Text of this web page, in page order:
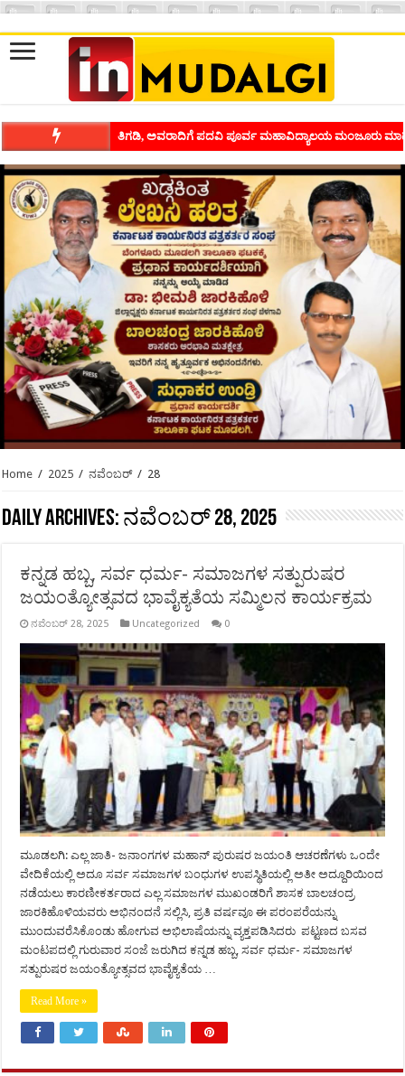
ತಿಗಡಿ, ಅವರಾದಿಗೆ ಪದವಿ ಪೂರ್ವ ಮಹಾವಿದ್ಯಾಲಯ ಮಂಜೂರು
Home / 2025 / ನವೆಂಬರ್ / 28
Daily Archives: ನವೆಂಬರ್ 28, 2025
ಕನ್ನಡ ಹಬ್ಬ, ಸರ್ವ ಧರ್ಮ- ಸಮಾಜಗಳ ಸತ್ಪುರುಷರ
ಜಯಂತ್ಯೋತ್ಸವದ ಭಾವೈಕ್ಯತೆಯ ಸಮ್ಮಿಲನ ಕಾರ್ಯಕ್ರಮ
ನವೆಂಬರ್ 28, 2025 Uncategorized 0
ಮೂಡಲಗಿ: ಎಲ್ಲ ಜಾತಿ- ಜನಾಂಗಗಳ ಮಹಾನ್ ಪುರುಷರ ಜಯಂತಿ ಆಚರಣೆಗಳು ಒಂದೇ
ವೇದಿಕೆಯಲ್ಲಿ ಅದೂ ಸರ್ವ ಸಮಾಜಗಳ ಬಂಧುಗಳ ಉಪಸ್ಥಿತಿಯಲ್ಲಿ ಅತೀ ಅದ್ದೂರಿಯಿಂದ
ನಡೆಯಲು ಕಾರಣೀಕರ್ತರಾದ ಎಲ್ಲ ಸಮಾಜಗಳ ಮುಖಂಡರಿಗೆ ಶಾಸಕ ಬಾಲಚಂದ್ರ
ಜಾರಕಿಹೊಳಿಯವರು ಅಭಿನಂದನೆ ಸಲ್ಲಿಸಿ, ಪ್ರತಿ ವರ್ಷವೂ ಈ ಪರಂಪರೆಯನ್ನು
ಮುಂದುವರೆಸಿಕೊಂಡು ಹೋಗುವ ಅಭಿಲಾಷೆಯನ್ನು ವ್ಯಕ್ತಪಡಿಸಿದರು ‌ ಪಟ್ಟಣದ ಬಸವ
ಮಂಟಪದಲ್ಲಿ ಗುರುವಾರ ಸಂಜೆ ಜರುಗಿದ ಕನ್ನಡ ಹಬ್ಬ, ಸರ್ವ ಧರ್ಮ- ಸಮಾಜಗಳ
ಸತ್ಪುರುಷರ ಜಯಂತ್ಯೋತ್ಸವದ ಭಾವೈಕ್ಯತೆಯ …
Read More »